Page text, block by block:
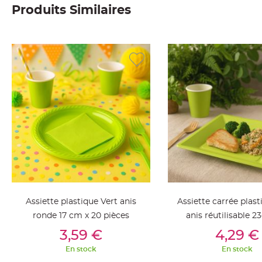
Deco
Strass
Déco
Plume
Mariage
Fleurs
décoratives
Mariage
Marque
place
et
Produits Similaires
Ajouter Au Panier
Assiette plastique Vert anis
ronde 17 cm x 20 pièces
3,59 €
En stock
Ajouter Au
Assiette carrée
anis réutilisable
4,29 €
En stock